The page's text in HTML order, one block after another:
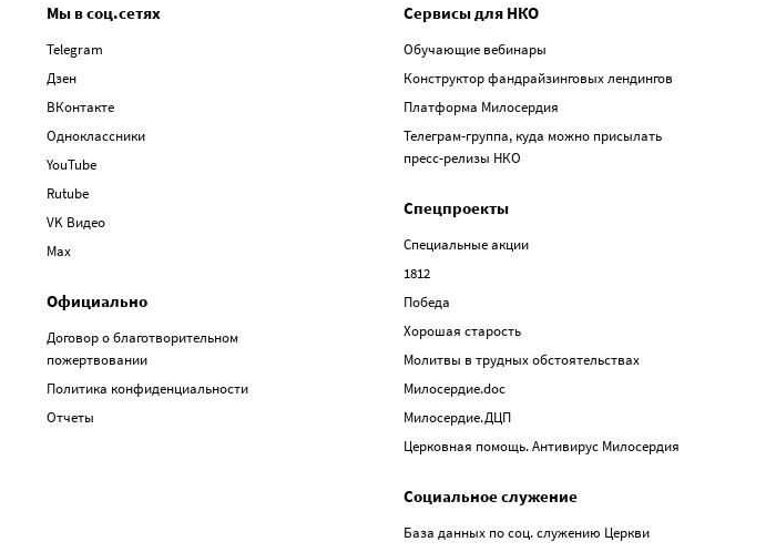
Мы в соц.сетях
Telegram
Дзен
ВКонтакте
Одноклассники
YouTube
Rutube
VK Видео
Max
Официально
Договор о благотворительном
пожертвовании
Политика конфиденциальности
Отчеты
Сервисы для НКО
Обучающие вебинары
Конструктор фандрайзинговых лендингов
Платформа Милосердия
Телеграм-группа, куда можно присылать
пресс-релизы НКО
Спецпроекты
Специальные акции
1812
Победа
Хорошая старость
Молитвы в трудных обстоятельствах
Милосердие.doc
Милосердие.ДЦП
Церковная помощь. Антивирус Милосердия
Социальное служение
База данных по соц. служению Церкви